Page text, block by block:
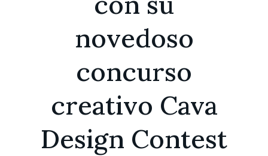
novedoso
concurso
creativo Cava
Design Contest